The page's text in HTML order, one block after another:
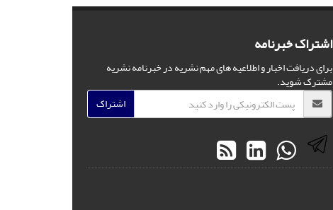
اشتراک خبرنامه
برای دریافت اخبار و اطلاعیه های مهم نشریه در خبرنامه نشریه
مشترک شوید.
اشتراک